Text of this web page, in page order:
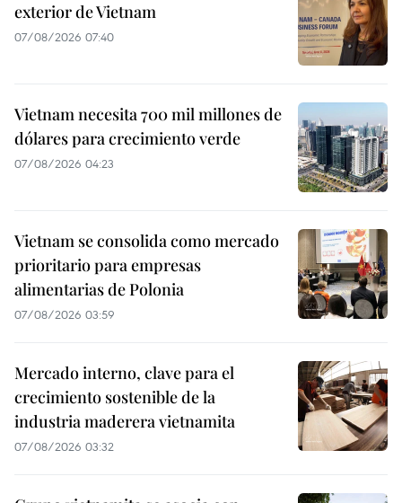
exterior de Vietnam
07/08/2026 07:40
Vietnam necesita 700 mil millones de
dólares para crecimiento verde
07/08/2026 04:23
Vietnam se consolida como mercado
prioritario para empresas
alimentarias de Polonia
07/08/2026 03:59
Mercado interno, clave para el
crecimiento sostenible de la
industria maderera vietnamita
07/08/2026 03:32